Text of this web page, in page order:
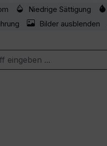
Niedrige Sättigung
Bilder ausblenden